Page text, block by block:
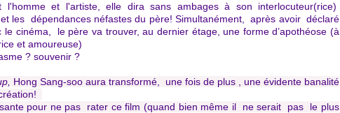
l'homme et l'artiste, elle dira sans ambages à son interlocuteur(rice)
les dépendances néfastes du père! Simultanément, après avoir déclaré
le cinéma, le père va trouver, au dernier étage, une forme d’apothéose (à
et amoureuse)
? souvenir ?
Hong Sang-soo aura transformé, une fois de plus , une évidente banalité
pour ne pas rater ce film (quand bien même il ne serait pas le plus